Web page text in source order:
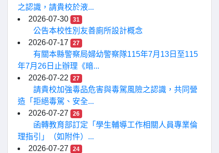
之認識，請貴校於液...
2026-07-30
31
公告本校性別友善廁所設計概念
2026-07-17
27
有關本縣警察局婦幼警察隊115年7月13日至115
年7月26日止辦理《暗...
2026-07-22
27
請貴校加強毒品危害與毒駕風險之認識，共同營
造「拒絕毒駕、安全...
2026-07-27
26
函轉教育部訂定「學生輔導工作相關人員專業倫
理指引」（如附件）...
2026-07-27
24